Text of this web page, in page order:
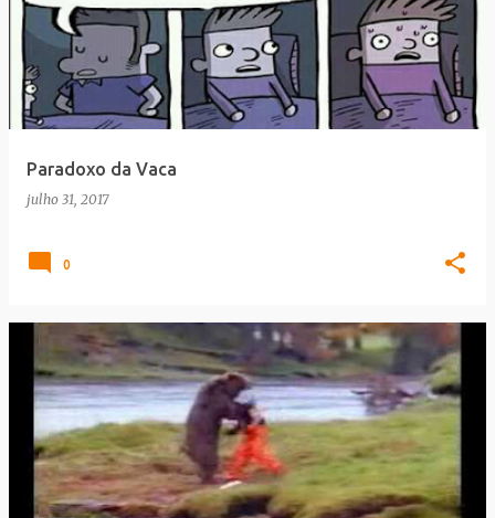
Paradoxo da Vaca
julho 31, 2017
0